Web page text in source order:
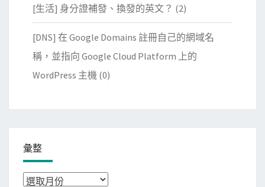
[生活] 身分證補發、換發的英文？ (2)
[DNS] 在 Google Domains 註冊自己的網域名
稱，並指向 Google Cloud Platform 上的
WordPress 主機 (0)
彙整
彙